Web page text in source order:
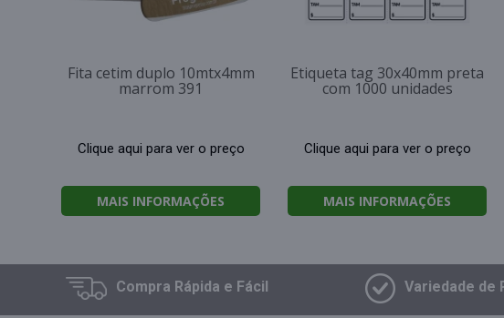
Fita cetim duplo 10mtx4mm
marrom 391
Clique aqui para ver o preço
MAIS INFORMAÇÕES
Etiqueta tag 30x40mm preta
com 1000 unidades
Clique aqui para ver o preço
MAIS INFORMAÇÕES
Compra Rápida e Fácil Variedade de